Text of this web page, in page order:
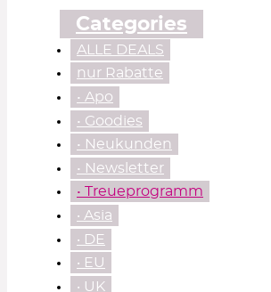
Categories
ALLE DEALS
nur Rabatte
• Apo
• Goodies
• Neukunden
• Newsletter
• Treueprogramm
‧ Asia
‧ DE
‧ EU
‧ UK